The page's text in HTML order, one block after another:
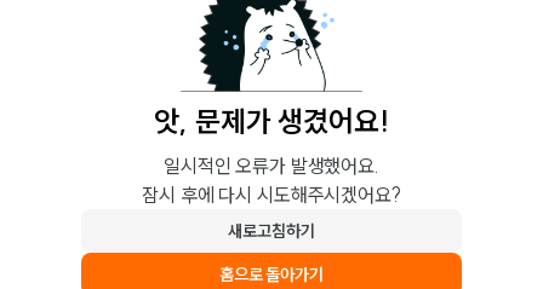
앗, 문제가 생겼어요!
일시적인 오류가 발생했어요.
잠시 후에 다시 시도해주시겠어요?
새로고침하기
홈으로 돌아가기